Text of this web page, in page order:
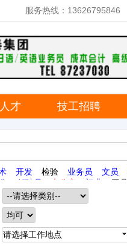
服务热线：13626795846
才 技工招聘
开发 检验 业务员 文员
驾驶员 办公室 门业 工具